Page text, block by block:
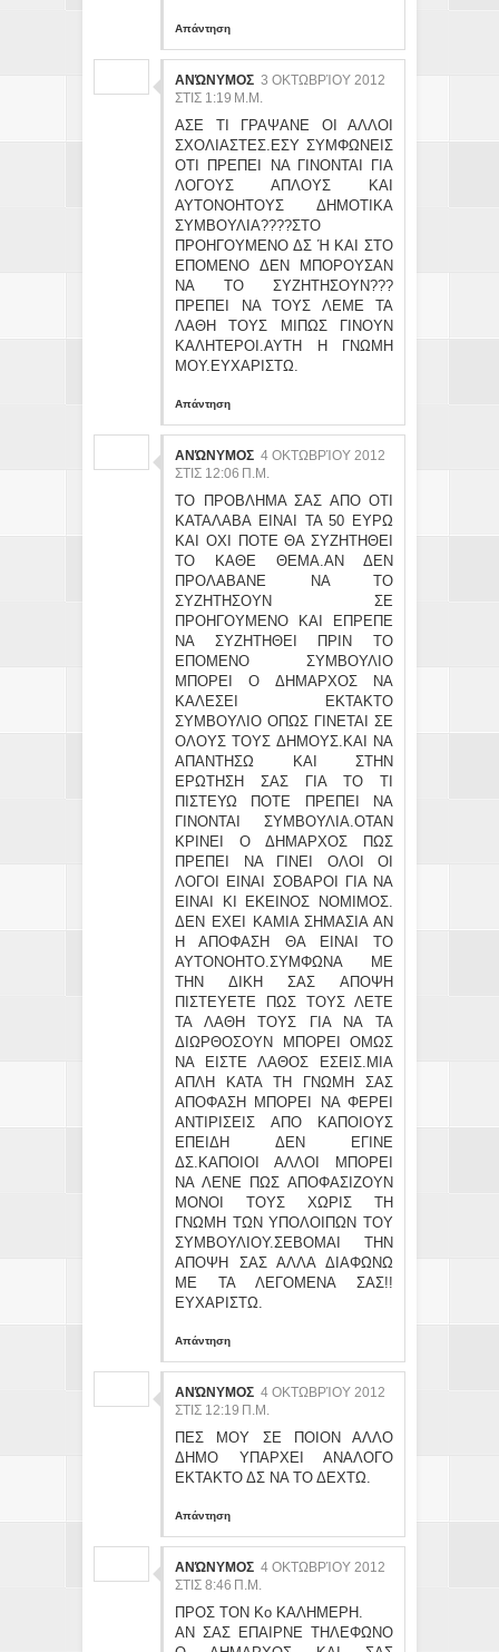
Απάντηση
ΑΝΏΝΥΜΟΣ 3 ΟΚΤΩΒΡΊΟΥ 2012
ΣΤΙΣ 1:19 Μ.Μ.
ΑΣΕ ΤΙ ΓΡΑΨΑΝΕ ΟΙ ΑΛΛΟΙ
ΣΧΟΛΙΑΣΤΕΣ.ΕΣΥ ΣΥΜΦΩΝΕΙΣ
ΟΤΙ ΠΡΕΠΕΙ ΝΑ ΓΙΝΟΝΤΑΙ ΓΙΑ
ΛΟΓΟΥΣ ΑΠΛΟΥΣ KAI
ΑΥΤΟΝΟΗΤΟΥΣ ΔΗΜΟΤΙΚΑ
ΣΥΜΒΟΥΛΙΑ????ΣΤΟ
ΠΡΟΗΓΟΥΜΕΝΟ ΔΣ Ή ΚΑΙ ΣΤΟ
ΕΠΟΜΕΝΟ ΔΕΝ ΜΠΟΡΟΥΣΑΝ
ΝΑ ΤΟ ΣΥΖΗΤΗΣΟΥΝ???
ΠΡΕΠΕΙ ΝΑ ΤΟΥΣ ΛΕΜΕ ΤΑ
ΛΑΘΗ ΤΟΥΣ ΜΙΠΩΣ ΓΙΝΟΥΝ
ΚΑΛΗΤΕΡΟΙ.ΑΥΤΗ Η ΓΝΩΜΗ
ΜΟΥ.ΕΥΧΑΡΙΣΤΩ.
Απάντηση
ΑΝΏΝΥΜΟΣ 4 ΟΚΤΩΒΡΊΟΥ 2012
ΣΤΙΣ 12:06 Π.Μ.
ΤΟ ΠΡΟΒΛΗΜΑ ΣΑΣ ΑΠΟ ΟΤΙ
ΚΑΤΑΛΑΒΑ ΕΙΝΑΙ ΤΑ 50 ΕΥΡΩ
ΚΑΙ ΟΧΙ ΠΟΤΕ ΘΑ ΣΥΖΗΤΗΘΕΙ
ΤΟ ΚΑΘΕ ΘΕΜΑ.ΑΝ ΔΕΝ
ΠΡΟΛΑΒΑΝΕ ΝΑ ΤΟ
ΣΥΖΗΤΗΣΟΥΝ ΣΕ
ΠΡΟΗΓΟΥΜΕΝΟ ΚΑΙ ΕΠΡΕΠΕ
ΝΑ ΣΥΖΗΤΗΘΕΙ ΠΡΙΝ ΤΟ
ΕΠΟΜΕΝΟ ΣΥΜΒΟΥΛΙΟ
ΜΠΟΡΕΙ Ο ΔΗΜΑΡΧΟΣ ΝΑ
ΚΑΛΕΣΕΙ ΕΚΤΑΚΤΟ
ΣΥΜΒΟΥΛΙΟ ΟΠΩΣ ΓΙΝΕΤΑΙ ΣΕ
ΟΛΟΥΣ ΤΟΥΣ ΔΗΜΟΥΣ.ΚΑΙ ΝΑ
ΑΠΑΝΤΗΣΩ ΚΑΙ ΣΤΗΝ
ΕΡΩΤΗΣΗ ΣΑΣ ΓΙΑ ΤΟ ΤΙ
ΠΙΣΤΕΥΩ ΠΟΤΕ ΠΡΕΠΕΙ ΝΑ
ΓΙΝΟΝΤΑΙ ΣΥΜΒΟΥΛΙΑ.ΟΤΑΝ
ΚΡΙΝΕΙ Ο ΔΗΜΑΡΧΟΣ ΠΩΣ
ΠΡΕΠΕΙ ΝΑ ΓΙΝΕΙ ΟΛΟΙ ΟΙ
ΛΟΓΟΙ ΕΙΝΑΙ ΣΟΒΑΡΟΙ ΓΙΑ ΝΑ
ΕΙΝΑΙ ΚΙ ΕΚΕΙΝΟΣ ΝΟΜΙΜΟΣ.
ΔΕΝ ΕΧΕΙ ΚΑΜΙΑ ΣΗΜΑΣΙΑ ΑΝ
Η ΑΠΟΦΑΣΗ ΘΑ ΕΙΝΑΙ ΤΟ
ΑΥΤΟΝΟΗΤΟ.ΣΥΜΦΩΝΑ ΜΕ
ΤΗΝ ΔΙΚΗ ΣΑΣ ΑΠΟΨΗ
ΠΙΣΤΕΥΕΤΕ ΠΩΣ ΤΟΥΣ ΛΕΤΕ
ΤΑ ΛΑΘΗ ΤΟΥΣ ΓΙΑ ΝΑ ΤΑ
ΔΙΩΡΘΟΣΟΥΝ ΜΠΟΡΕΙ ΟΜΩΣ
ΝΑ ΕΙΣΤΕ ΛΑΘΟΣ ΕΣΕΙΣ.ΜΙΑ
ΑΠΛΗ ΚΑΤΑ ΤΗ ΓΝΩΜΗ ΣΑΣ
ΑΠΟΦΑΣΗ ΜΠΟΡΕΙ ΝΑ ΦΕΡΕΙ
ΑΝΤΙΡΙΣΕΙΣ ΑΠΟ ΚΑΠΟΙΟΥΣ
ΕΠΕΙΔΗ ΔΕΝ ΕΓΙΝΕ
ΔΣ.ΚΑΠΟΙΟΙ ΑΛΛΟΙ ΜΠΟΡΕΙ
ΝΑ ΛΕΝΕ ΠΩΣ ΑΠΟΦΑΣΙΖΟΥΝ
ΜΟΝΟΙ ΤΟΥΣ ΧΩΡΙΣ ΤΗ
ΓΝΩΜΗ ΤΩΝ ΥΠΟΛΟΙΠΩΝ ΤΟΥ
ΣΥΜΒΟΥΛΙΟΥ.ΣΕΒΟΜΑΙ ΤΗΝ
ΑΠΟΨΗ ΣΑΣ ΑΛΛΑ ΔΙΑΦΩΝΩ
ΜΕ ΤΑ ΛΕΓΟΜΕΝΑ ΣΑΣ!!
ΕΥΧΑΡΙΣΤΩ.
Απάντηση
ΑΝΏΝΥΜΟΣ 4 ΟΚΤΩΒΡΊΟΥ 2012
ΣΤΙΣ 12:19 Π.Μ.
ΠΕΣ ΜΟΥ ΣΕ ΠΟΙΟΝ ΑΛΛΟ
ΔΗΜΟ ΥΠΑΡΧΕΙ ΑΝΑΛΟΓΟ
ΕΚΤΑΚΤΟ ΔΣ ΝΑ ΤΟ ΔΕΧΤΩ.
Απάντηση
ΑΝΏΝΥΜΟΣ 4 ΟΚΤΩΒΡΊΟΥ 2012
ΣΤΙΣ 8:46 Π.Μ.
ΠΡΟΣ ΤΟΝ Κο ΚΑΛΗΜΕΡΗ.
ΑΝ ΣΑΣ ΕΠΑΙΡΝΕ ΤΗΛΕΦΩΝΟ